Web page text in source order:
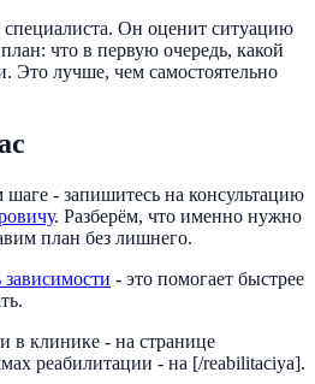
специалиста. Он оценит ситуацию
что в первую очередь, какой
Это лучше, чем самостоятельно
- запишитесь на консультацию
. Разберём, что именно нужно
план без лишнего.
зависимости - это помогает быстрее
в клинике - на странице
реабилитации - на [/reabilitaciya].